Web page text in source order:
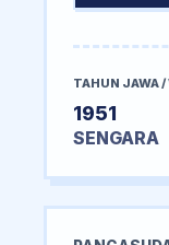
TAHUN JAWA
1951
SENGARA